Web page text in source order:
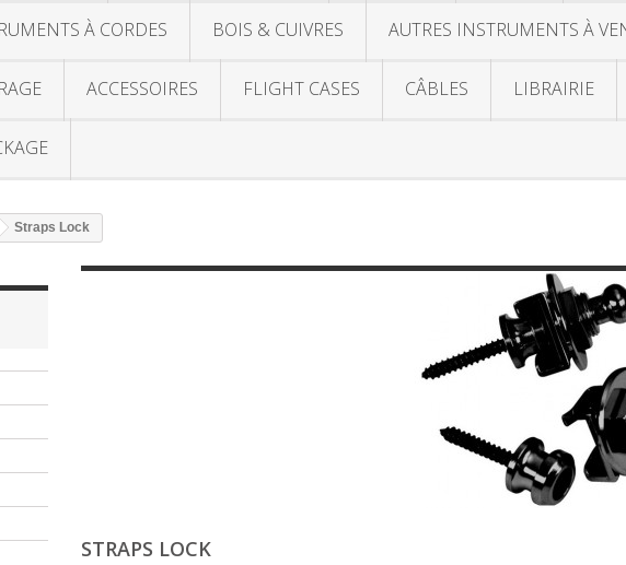
À CORDES BOIS & CUIVRES AUTRES INSTRUMENTS À
ACCESSOIRES FLIGHT CASES CÂBLES LIBRAIRIE
Straps Lock
STRAPS LOCK